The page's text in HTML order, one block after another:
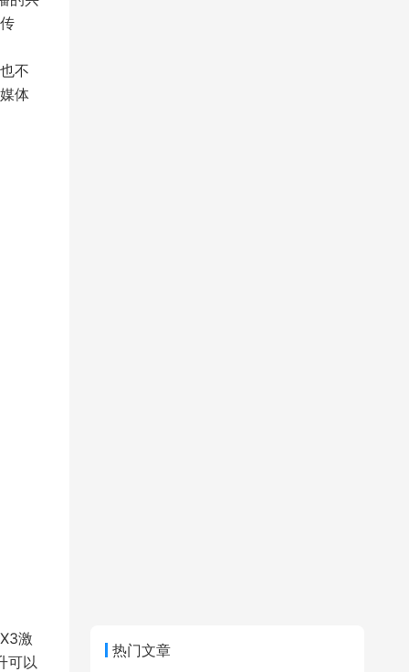
不
体
激
可以
热门文章